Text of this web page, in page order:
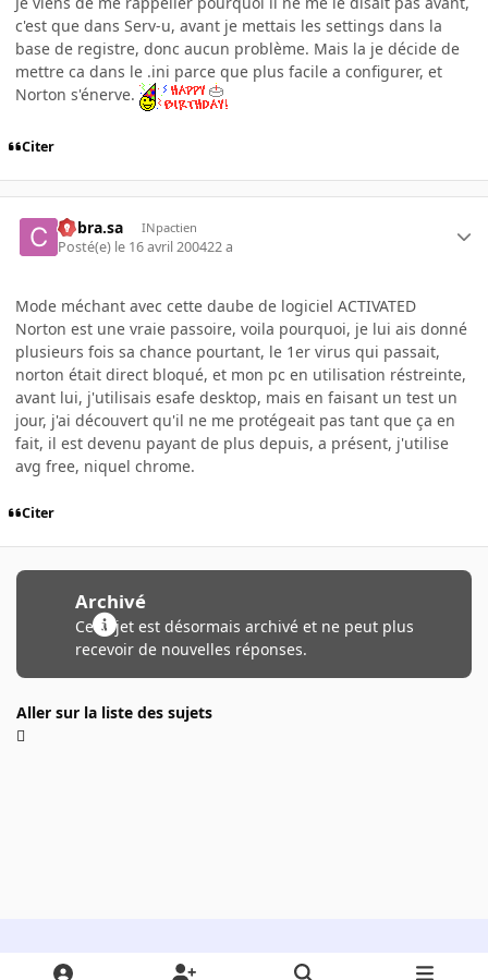
c'est que dans Serv-u, avant je mettais les settings dans la
base de registre, donc aucun problème. Mais la je décide de
mettre ca dans le .ini parce que plus facile a configurer, et
Norton s'énerve.
Citer
Cobra.sa INpactien
Posté(e) le 16 avril 200422 a
Mode méchant avec cette daube de logiciel ACTIVATED
Norton est une vraie passoire, voila pourquoi, je lui ais donné
plusieurs fois sa chance pourtant, le 1er virus qui passait,
norton était direct bloqué, et mon pc en utilisation réstreinte,
avant lui, j'utilisais esafe desktop, mais en faisant un test un
jour, j'ai découvert qu'il ne me protégeait pas tant que ça en
fait, il est devenu payant de plus depuis, a présent, j'utilise
avg free, niquel chrome.
Citer
Archivé
Ce sujet est désormais archivé et ne peut plus
recevoir de nouvelles réponses.
Aller sur la liste des sujets